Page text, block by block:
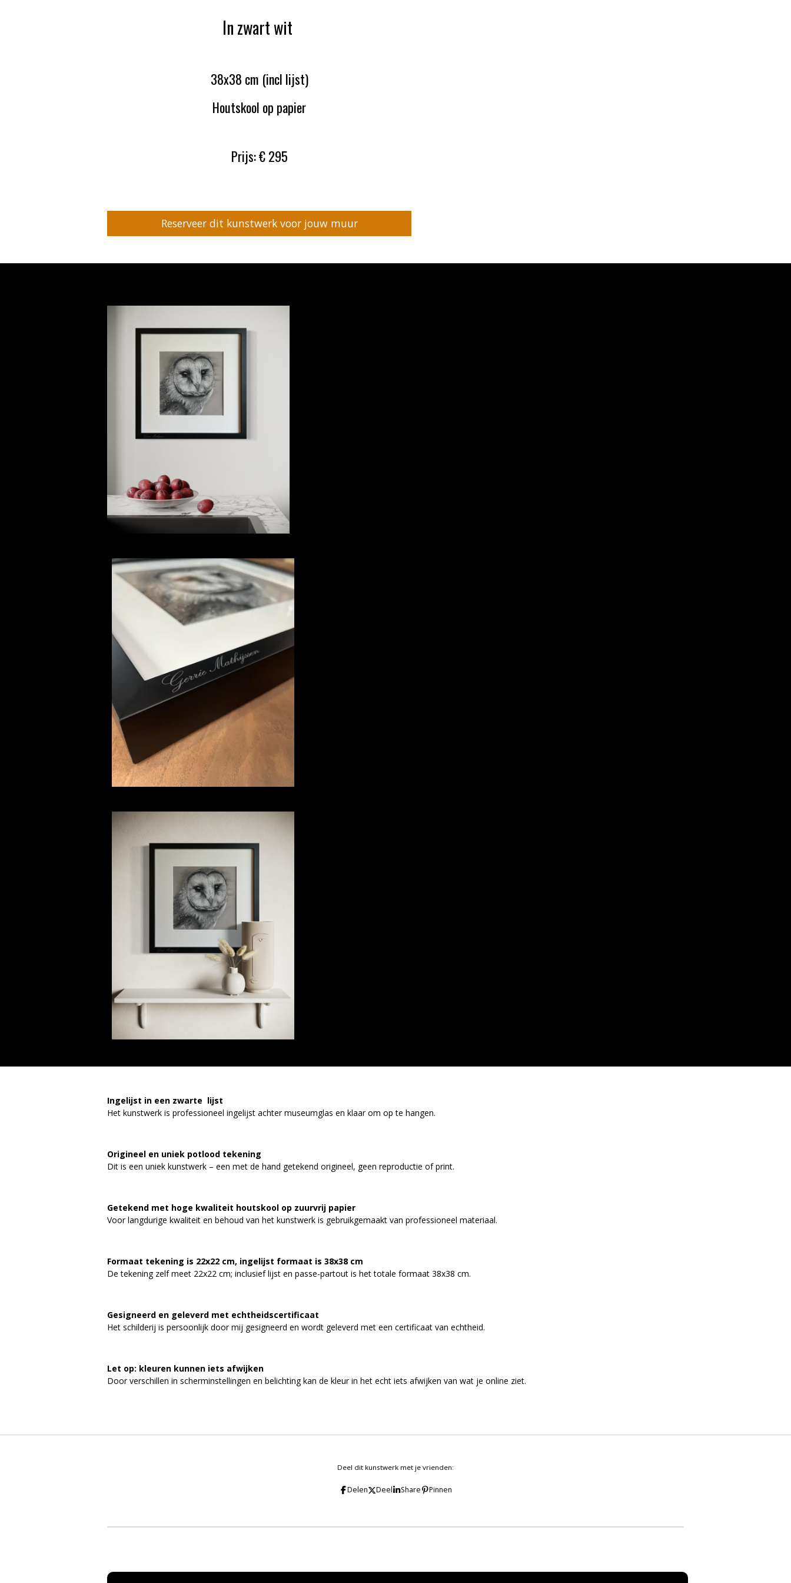
In zwart wit
38x38 cm (incl lijst)
Houtskool op papier
Prijs: € 295
Reserveer dit kunstwerk voor jouw muur
Ingelijst in een zwarte lijst
Het kunstwerk is professioneel ingelijst achter museumglas en klaar om op te hangen.
Origineel en uniek potlood tekening
Dit is een uniek kunstwerk – een met de hand getekend origineel, geen reproductie of print.
Getekend met hoge kwaliteit houtskool op zuurvrij papier
Voor langdurige kwaliteit en behoud van het kunstwerk is gebruikgemaakt van professioneel materiaal.
Formaat tekening is 22x22 cm, ingelijst formaat is 38x38 cm
De tekening zelf meet 22x22 cm; inclusief lijst en passe-partout is het totale formaat 38x38 cm.
Gesigneerd en geleverd met echtheidscertificaat
Het schilderij is persoonlijk door mij gesigneerd en wordt geleverd met een certificaat van echtheid.
Let op: kleuren kunnen iets afwijken
Door verschillen in scherminstellingen en belichting kan de kleur in het echt iets afwijken van wat je online ziet.
Deel dit kunstwerk met je vrienden:
Delen Deel Share Pinnen